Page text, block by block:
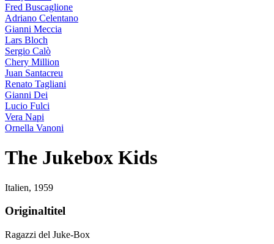
Fred Buscaglione
Adriano Celentano
Gianni Meccia
Lars Bloch
Sergio Calò
Chery Million
Juan Santacreu
Renato Tagliani
Gianni Dei
Lucio Fulci
Vera Napi
Ornella Vanoni
The Jukebox Kids
Italien, 1959
Originaltitel
Ragazzi del Juke-Box